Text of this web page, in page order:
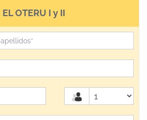
EL OTERU I y II